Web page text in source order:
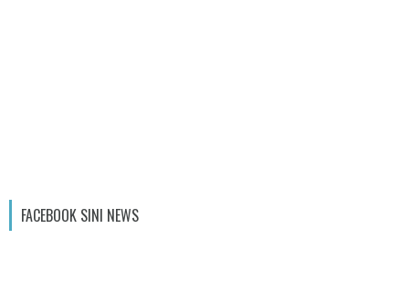
FACEBOOK SINI NEWS